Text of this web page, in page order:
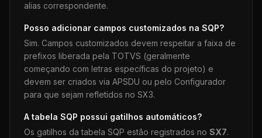
alias correspondente.
Posso adicionar campos customizados na SQP?
Sim. Campos customizados devem respeitar a faixa de
prefixos liberada pela TOTVS (geralmente
começando com letras específicas do projeto) e
devem ser criados via APSDU ou pelo Configurador
para que sejam refletidos no SX3.
A tabela SQP possui gatilhos automáticos?
Os gatilhos da tabela SQP estão registrados no SX7.